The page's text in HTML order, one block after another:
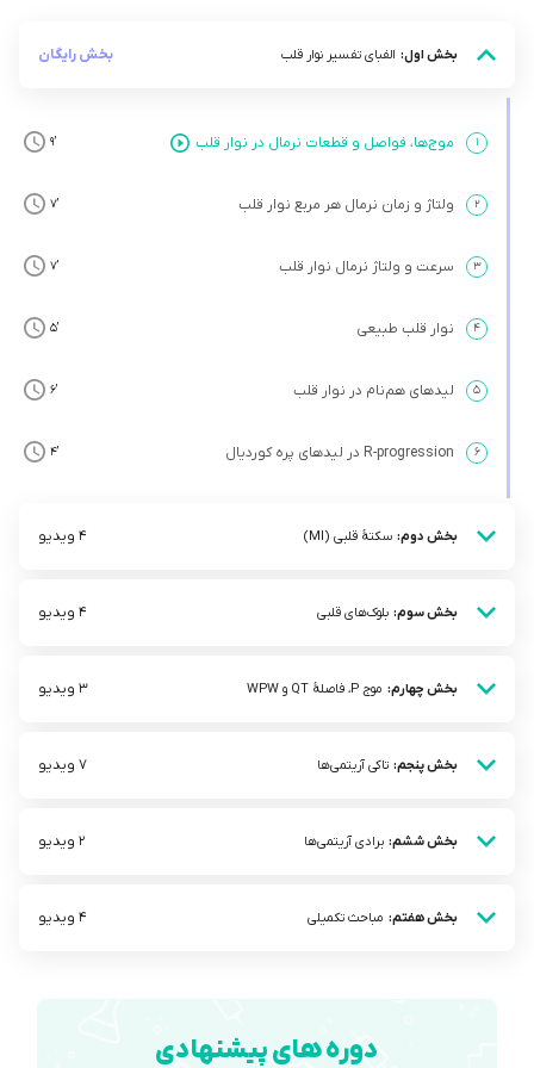
بخش اول: الفبای تفسیر نوار قلب بخش رایگان
۱ موج‌ها، فواصل و قطعات نرمال در نوار قلب ’9
۲ ولتاژ و زمان نرمال هر مربع نوار قلب ’7
۳ سرعت و ولتاژ نرمال نوار قلب ’7
۴ نوار قلب طبیعی ’5
۵ لیدهای هم‌نام در نوار قلب ’6
۶ R-progression در لیدهای پره کوردیال ’4
بخش دوم: سکتۀ قلبی (MI) 4 ویدیو
بخش سوم: بلوک‌های قلبی 4 ویدیو
بخش چهارم: موج P، فاصلۀ QT و WPW 3 ویدیو
بخش پنجم: تاکی آریتمی‌ها 7 ویدیو
بخش ششم: برادی آریتمی‌ها 2 ویدیو
بخش هفتم: مباحث تکمیلی 4 ویدیو
دوره های پیشنهادی